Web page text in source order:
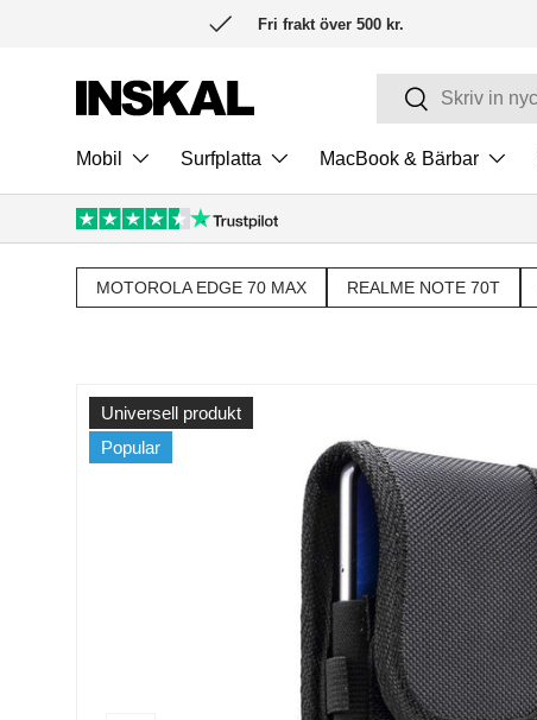
Fri frakt över 500 kr.
Sök
Mobil Surfplatta MacBook & Bärbar
MOTOROLA EDGE 70 MAX REALME NOTE 70T
Universell produkt
Popular